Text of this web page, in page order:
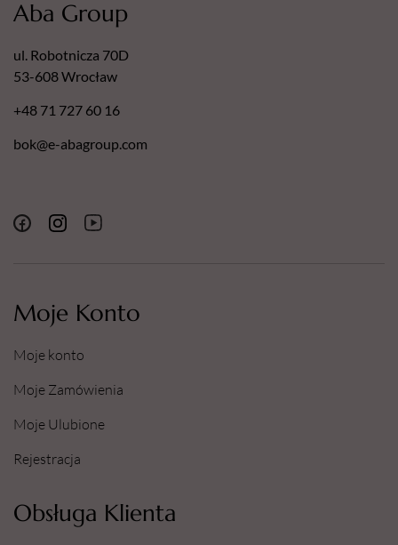
Moje Konto
Moje konto
Moje Zamówienia
Moje Ulubione
Rejestracja
Obsługa Klienta
Aba Group
ul. Robotnicza 70D
53-608 Wrocław
+48 71 727 60 16
bok@e-abagroup.com